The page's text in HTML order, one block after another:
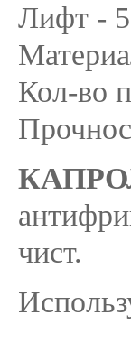
Лифт -
Кол-во
чист.